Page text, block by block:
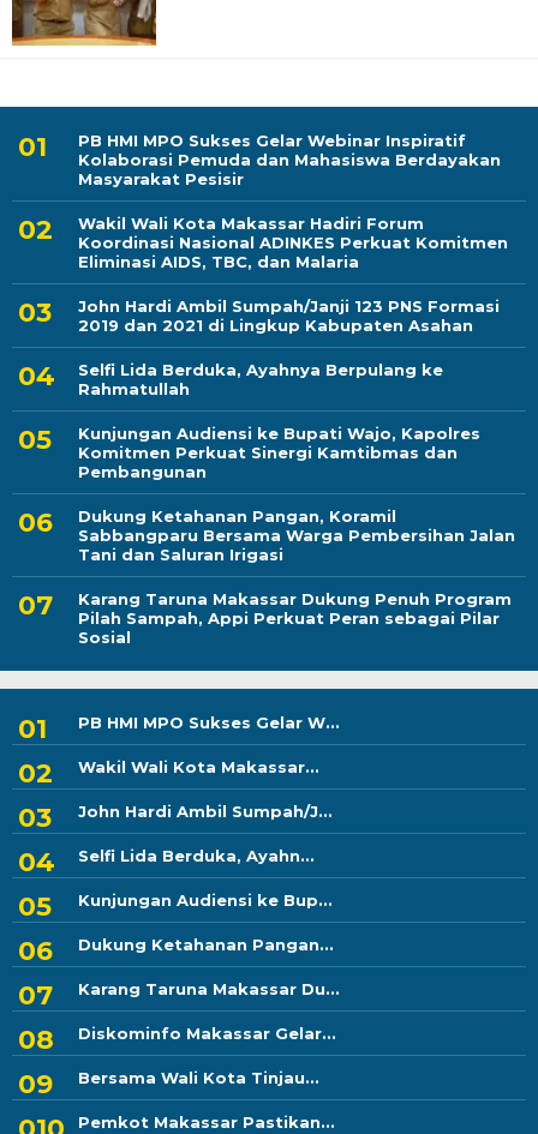
PB HMI MPO Sukses Gelar Webinar Inspiratif
Kolaborasi Pemuda dan Mahasiswa Berdayakan
Masyarakat Pesisir
Wakil Wali Kota Makassar Hadiri Forum
Koordinasi Nasional ADINKES Perkuat Komitmen
Eliminasi AIDS, TBC, dan Malaria
John Hardi Ambil Sumpah/Janji 123 PNS Formasi
2019 dan 2021 di Lingkup Kabupaten Asahan
Selfi Lida Berduka, Ayahnya Berpulang ke
Rahmatullah
Kunjungan Audiensi ke Bupati Wajo, Kapolres
Komitmen Perkuat Sinergi Kamtibmas dan
Pembangunan
Dukung Ketahanan Pangan, Koramil
Sabbangparu Bersama Warga Pembersihan Jalan
Tani dan Saluran Irigasi
Karang Taruna Makassar Dukung Penuh Program
Pilah Sampah, Appi Perkuat Peran sebagai Pilar
Sosial
PB HMI MPO Sukses Gelar W...
Wakil Wali Kota Makassar...
John Hardi Ambil Sumpah/J...
Selfi Lida Berduka, Ayahn...
Kunjungan Audiensi ke Bup...
Dukung Ketahanan Pangan...
Karang Taruna Makassar Du...
Diskominfo Makassar Gelar...
Bersama Wali Kota Tinjau...
Pemkot Makassar Pastikan...